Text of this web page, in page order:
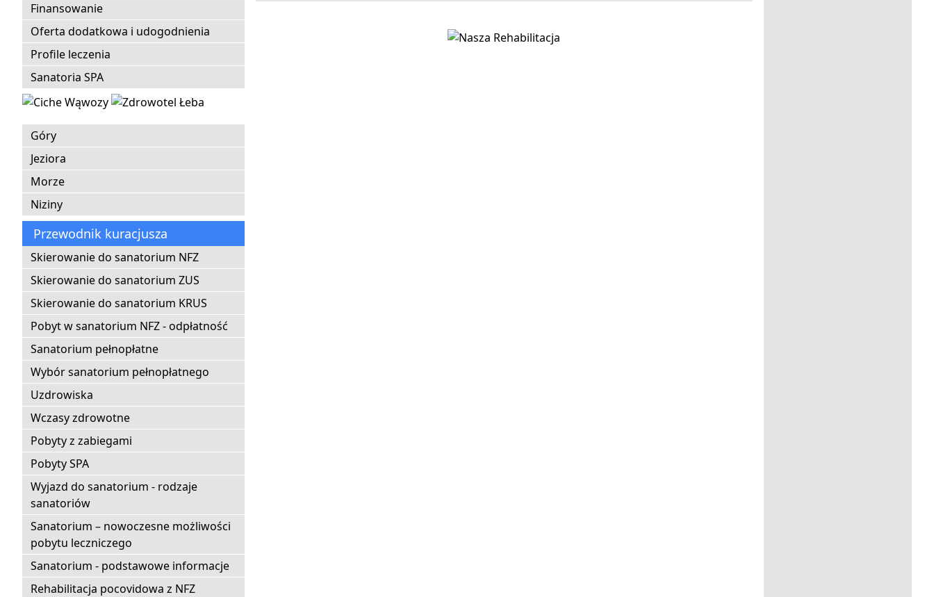
Finansowanie
Oferta dodatkowa i udogodnienia
Profile leczenia
Sanatoria SPA
Góry
Jeziora
Morze
Niziny
Przewodnik kuracjusza
Skierowanie do sanatorium NFZ
Skierowanie do sanatorium ZUS
Skierowanie do sanatorium KRUS
Pobyt w sanatorium NFZ - odpłatność
Sanatorium pełnopłatne
Wybór sanatorium pełnopłatnego
Uzdrowiska
Wczasy zdrowotne
Pobyty z zabiegami
Pobyty SPA
Wyjazd do sanatorium - rodzaje
sanatoriów
Sanatorium – nowoczesne możliwości
pobytu leczniczego
Sanatorium - podstawowe informacje
Rehabilitacja pocovidowa z NFZ